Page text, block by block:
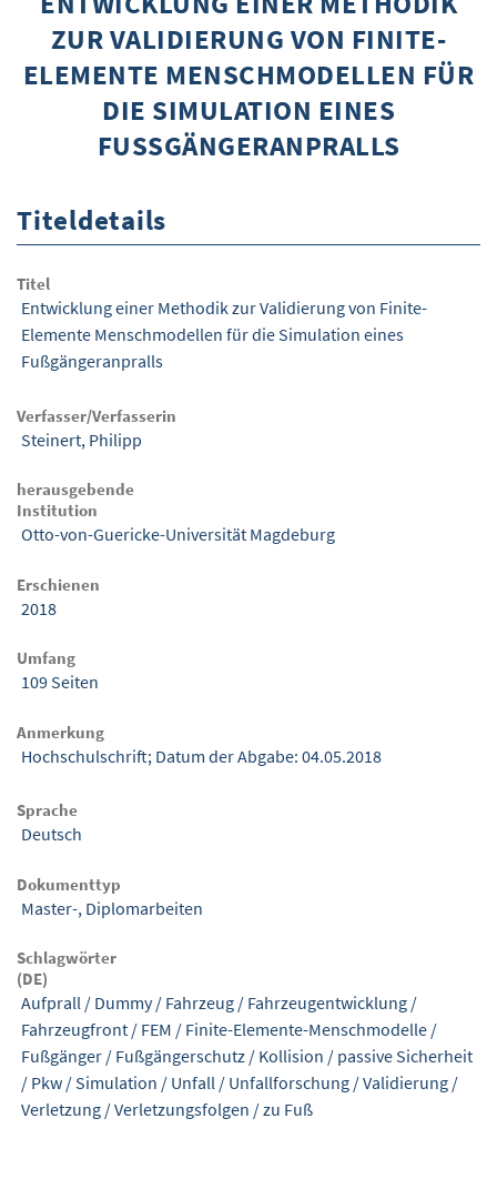
ÜBER WISOM
GUROM - MOBILITÄT SICHER GESTALTEN
FRAGEN UND ANTWORTEN
KONTAKT
ZUR VALIDIERUNG VON FINITE-
ELEMENTE MENSCHMODELLEN FÜR
DIE SIMULATION EINES
FUSSGÄNGERANPRALLS
Titeldetails
Titel
Entwicklung einer Methodik zur Validierung von Finite-
Elemente Menschmodellen für die Simulation eines
Fußgängeranpralls
Verfasser/Verfasserin
Steinert, Philipp
herausgebende
Institution
Otto-von-Guericke-Universität Magdeburg
Erschienen
2018
Umfang
109 Seiten
Anmerkung
Hochschulschrift; Datum der Abgabe: 04.05.2018
Sprache
Deutsch
Dokumenttyp
Master-, Diplomarbeiten
Schlagwörter
(DE)
Aufprall / Dummy/ Fahrzeug / Fahrzeugentwicklung /
Fahrzeugfront / FEM / Finite-Elemente-Menschmodelle /
Fußgänger / Fußgängerschutz / Kollision / passive Sicherheit
/ Pkw / Simulation / Unfall / Unfallforschung /Validierung /
Verletzung /Verletzungsfolgen /zu Fuß